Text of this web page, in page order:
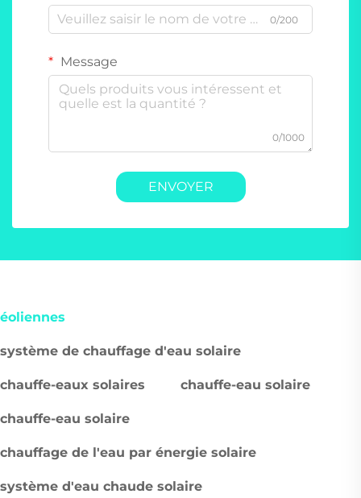
0/200
Message
0/1000
ENVOYER
éoliennes
système de chauffage d'eau solaire
chauffe-eaux solaires chauffe-eau solaire
chauffe-eau solaire
chauffage de l'eau par énergie solaire
système d'eau chaude solaire